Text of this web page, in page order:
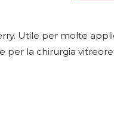
Utile per molte
per la chirurgia